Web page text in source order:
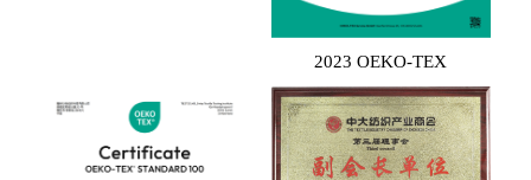
2023 OEKO-TEX